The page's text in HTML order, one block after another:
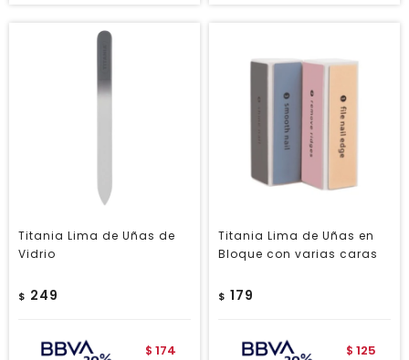
Titania Lima de Uñas de
Vidrio
$ 249
$ 174
Titania Lima de Uñas en
Bloque con varias caras
$ 179
$ 125